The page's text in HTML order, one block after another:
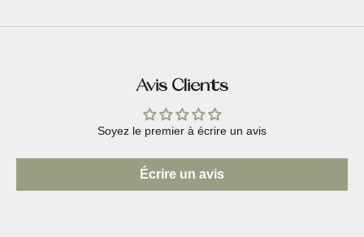
Avis Clients
Soyez le premier à écrire un avis
Écrire un avis